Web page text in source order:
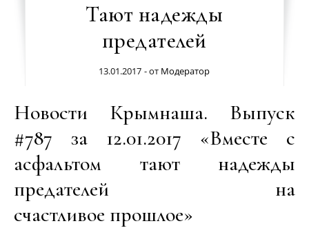
Тают надежды
предателей
13.01.2017 - от Модератор
Новости Крымнаша. Выпуск
#787 за 12.01.2017 «Вместе с
асфальтом тают надежды
предателей на
счастливое прошлое»